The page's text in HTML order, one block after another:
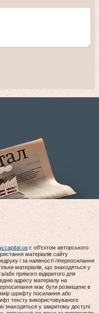
є об'єктом авторського
матеріалів сайту
і за наявності гіперпосилання
матеріалів, що знаходяться у
або прямого відкритого для
адресу матеріалу на
має бути розміщене в
шрифту посилання або
тексту використовуваного
знаходяться у закритому доступі